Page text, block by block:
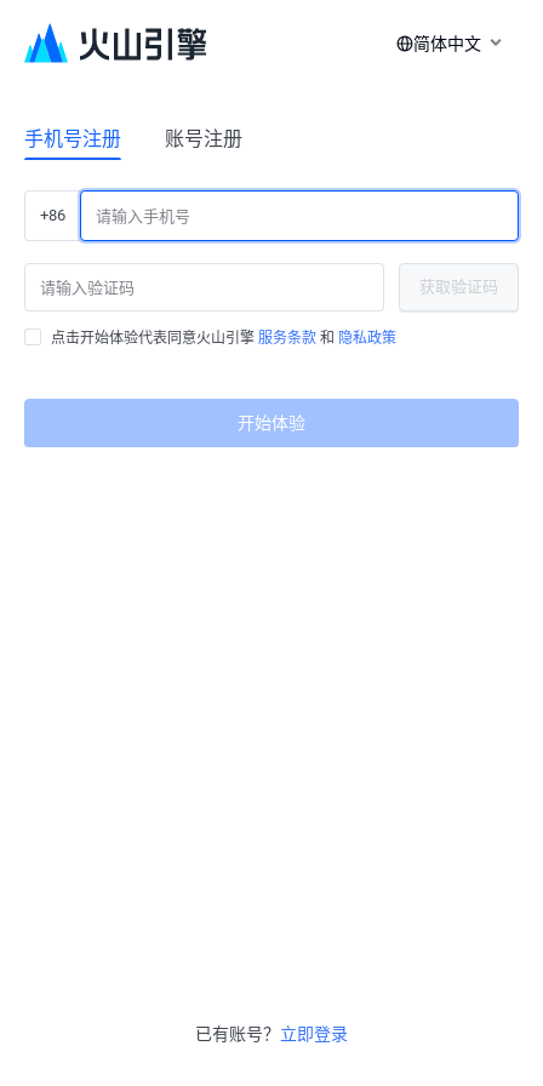
简体中文
手机号注册 账号注册
+86
获取验证码
点击开始体验代表同意火山引擎 服务条款 和 隐私政策
开始体验
已有账号？ 立即登录